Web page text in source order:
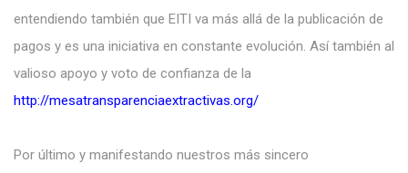
entendiendo también que EITI va más allá de la publicación de
pagos y es una iniciativa en constante evolución. Así también al
valioso apoyo y voto de confianza de la
http://mesatransparenciaextractivas.org/
Por último y manifestando nuestros más sincero